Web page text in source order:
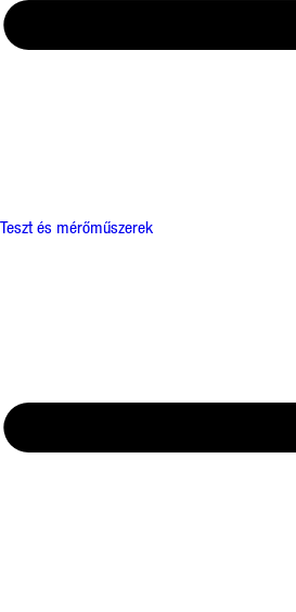
Teszt és mérőműszerek